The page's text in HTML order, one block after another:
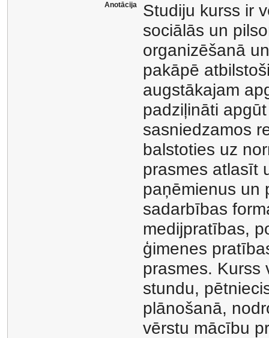
Anotācija
Studiju kurss ir
sociālās un
organizēšanā
pakāpē
augstākajam
padziļināti
sasniedzamos
balstoties uz
prasmes atlasīt
paņēmienus un
sadarbības
medijpratības,
ģimenes
prasmes. Kurss
stundu,
plānošanā,
vērstu mācību